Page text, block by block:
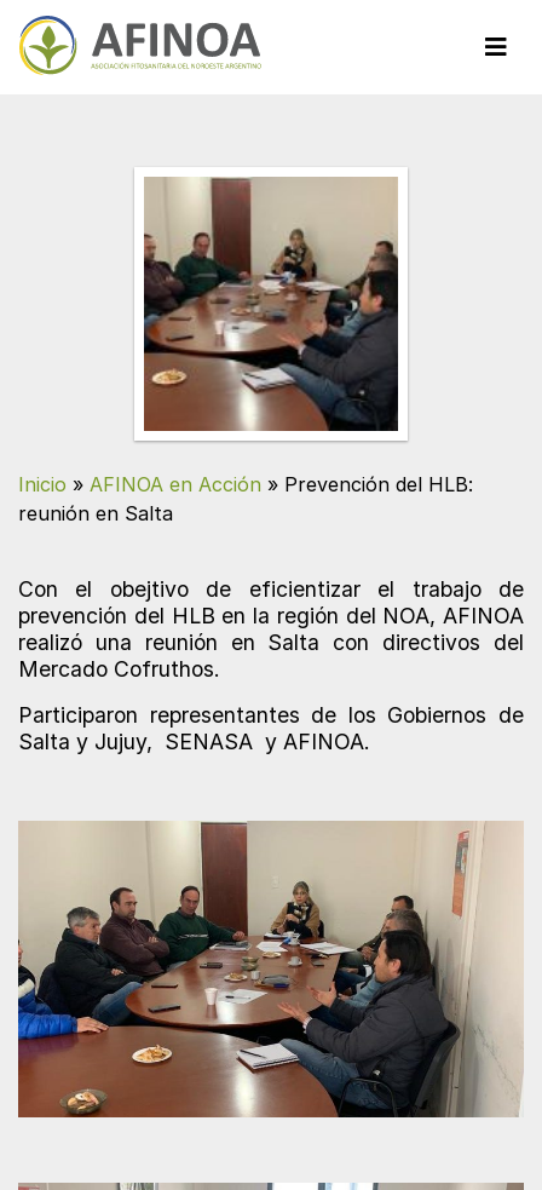
Inicio » AFINOA en Acción » Prevención del HLB:
reunión en Salta
Con el obejtivo de eficientizar el trabajo de
prevención del HLB en la región del NOA, AFINOA
realizó una reunión en Salta con directivos del
Mercado Cofruthos.
Participaron representantes de los Gobiernos de
Salta y Jujuy, SENASA y AFINOA.